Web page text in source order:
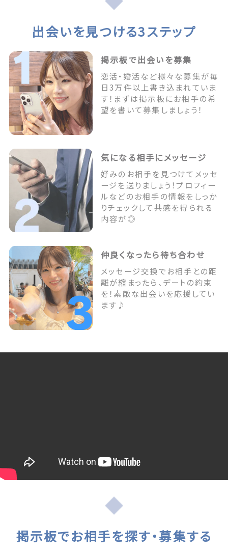
出会いを見つける3ステップ
掲示板で出会いを募集
恋活・婚活など様々な募集が毎
日3万件以上書き込まれていま
す！まずは掲示板にお相手の希
望を書いて募集しましょう！
気になる相手にメッセージ
好みのお相手を見つけてメッセ
ージを送りましょう！プロフィー
ルなどのお相手の情報をしっか
りチェックして共感を得られる
内容が◎
仲良くなったら待ち合わせ
メッセージ交換でお相手との距
離が縮まったら、デートの約束
を！素敵な出会いを応援してい
ます♪
掲示板でお相手を探す・募集する